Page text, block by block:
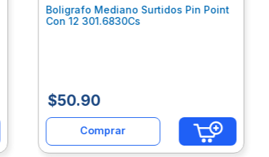
Boligrafo Mediano Surtidos Pin Point
Con 12 301.6830Cs
$50.90
Comprar